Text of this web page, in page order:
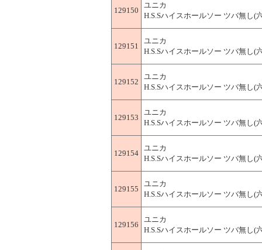
129150
ユニカ
H.S.Sハイスホールソー ツバ無し(
129151
ユニカ
H.S.Sハイスホールソー ツバ無し(
129152
ユニカ
H.S.Sハイスホールソー ツバ無し(
129153
ユニカ
H.S.Sハイスホールソー ツバ無し(
129154
ユニカ
H.S.Sハイスホールソー ツバ無し(
129155
ユニカ
H.S.Sハイスホールソー ツバ無し(
129156
ユニカ
H.S.Sハイスホールソー ツバ無し(